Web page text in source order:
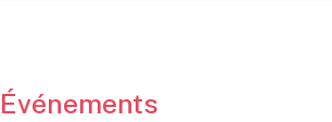
Événements